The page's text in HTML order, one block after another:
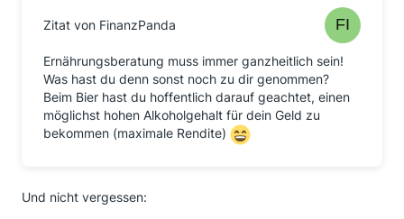
Zitat von FinanzPanda
Ernährungsberatung muss immer ganzheitlich sein!
Was hast du denn sonst noch zu dir genommen?
Beim Bier hast du hoffentlich darauf geachtet, einen
möglichst hohen Alkoholgehalt für dein Geld zu
bekommen (maximale Rendite)
Und nicht vergessen: